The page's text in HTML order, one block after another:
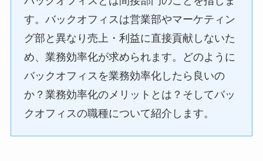
す。バックオフィスは営業部やマーケティン
グ部と異なり売上・利益に直接貢献しないた
め、業務効率化が求められます。どのように
バックオフィスを業務効率化したら良いの
か？業務効率化のメリットとは？そしてバッ
クオフィスの職種について紹介します。